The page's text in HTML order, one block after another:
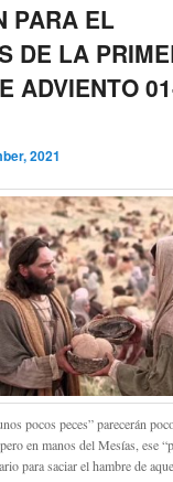
PARA EL
DE LA
ADVIENTO
2021
pocos peces” parecerán
en manos del Mesías, ese
para saciar el hambre de